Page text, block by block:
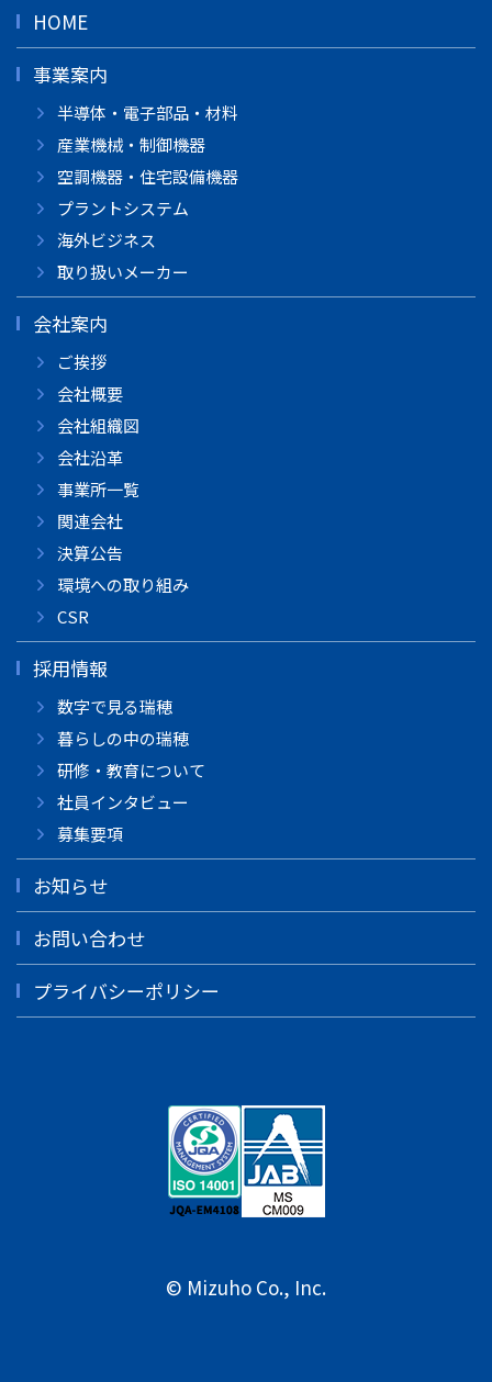
HOME
事業案内
半導体・電子部品・材料
産業機械・制御機器
空調機器・住宅設備機器
プラントシステム
海外ビジネス
取り扱いメーカー
会社案内
ご挨拶
会社概要
会社組織図
会社沿革
事業所一覧
関連会社
決算公告
環境への取り組み
CSR
採用情報
数字で見る瑞穂
暮らしの中の瑞穂
研修・教育について
社員インタビュー
募集要項
お知らせ
お問い合わせ
プライバシーポリシー
© Mizuho Co., Inc.